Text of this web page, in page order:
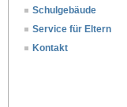
Schulgebäude
Service für Eltern
Kontakt